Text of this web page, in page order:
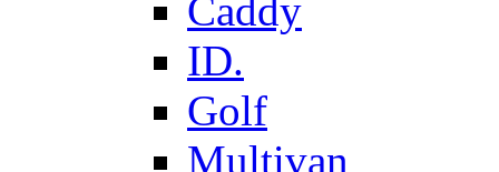
Caddy
ID.
Golf
Multivan